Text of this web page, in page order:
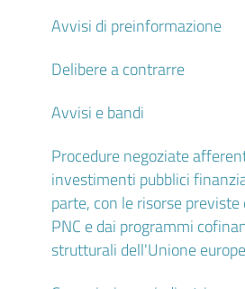
Avvisi di preinformazione
Delibere a contrarre
Avvisi e bandi
Procedure negoziate
investimenti pubblici
parte, con le risorse previste
PNC e dai programmi
strutturali dell'Unione